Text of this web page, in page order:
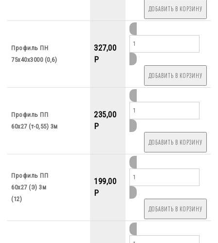
Профиль ПН
75х40х3000 (0,6)
327,00
P
Профиль ПП
60х27 (т-0,55) 3м
235,00
P
Профиль ПП
60х27 (Э) 3м
(12)
199,00
P